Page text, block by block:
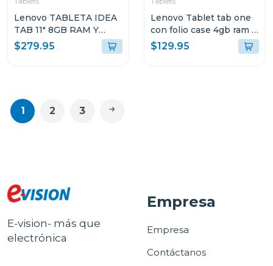
Lenovo TABLETA IDEA
TAB 11" 8GB RAM Y
128GB
ALMACENAMIENTO
E310 FM0724 TB336ZU
$279.95
Lenovo Tablet tab one
con folio case 4gb ram y
128gb de
almacenamiento wifi
$129.95
1 2 3
E-vision- más que
electrónica
Empresa
Empresa
Contáctanos